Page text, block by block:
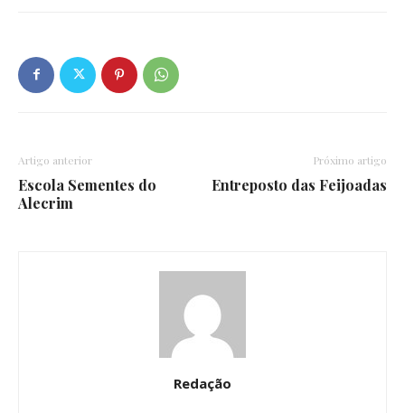
Artigo anterior
Escola Sementes do
Alecrim
Próximo artigo
Entreposto das Feijoadas
Redação